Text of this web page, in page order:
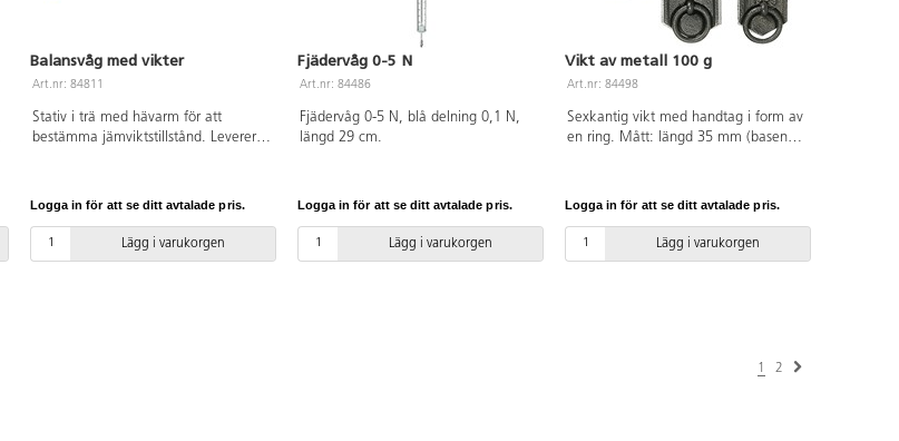
Balansvåg med vikter
Art.nr: 84811
Stativ i trä med hävarm för att
bestämma jämviktstillstånd. Levereras
Logga in för att se ditt avtalade pris.
Lägg i varukorgen
Fjädervåg 0-5 N
Art.nr: 84486
Fjädervåg 0-5 N, blå delning 0,1 N,
längd 29 cm.
Logga in för att se ditt avtalade pris.
Lägg i varukorgen
Vikt av metall 100 g
Art.nr: 84498
Sexkantig vikt med handtag i form av
en ring. Mått: längd 35 mm (basen)
Logga in för att se ditt avtalade pris.
Lägg i varukorgen
1 2